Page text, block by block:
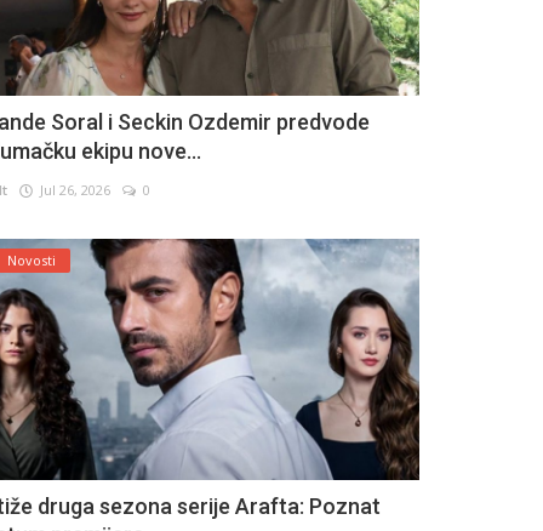
Soral i Seckin Ozdemir predvode
ekipu nove...
Jul 26, 2026 0
Novosti
druga sezona serije Arafta: Poznat